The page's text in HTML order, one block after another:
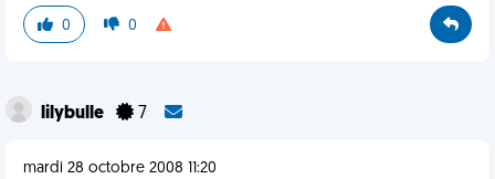
0 0
lilybulle 7
mardi 28 octobre 2008 11:20